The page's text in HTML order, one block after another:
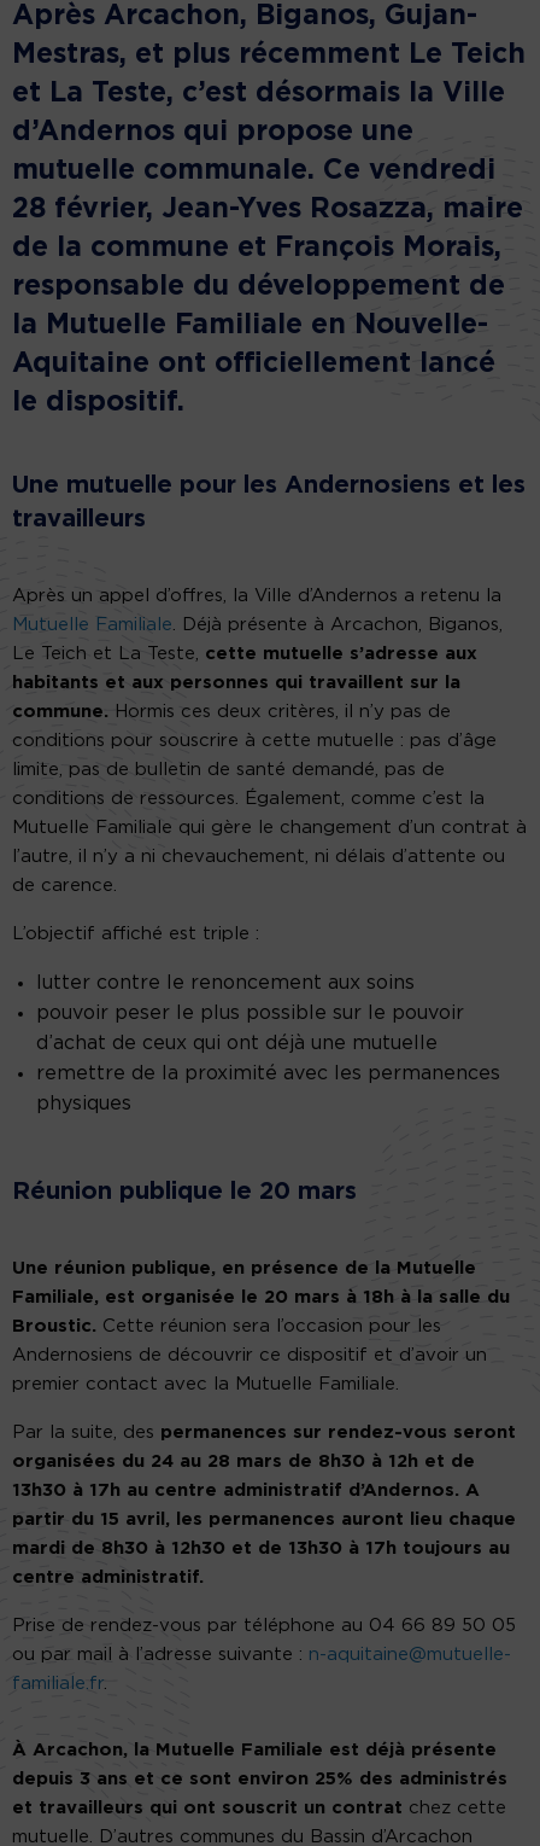
Après Arcachon, Biganos, Gujan-
Mestras, et plus récemment Le Teich
et La Teste, c’est désormais la Ville
d’Andernos qui propose une
mutuelle communale. Ce vendredi
28 février, Jean-Yves Rosazza, maire
de la commune et François Morais,
responsable du développement de
la Mutuelle Familiale en Nouvelle-
Aquitaine ont officiellement lancé
le dispositif.
Une mutuelle pour les Andernosiens et les
travailleurs
Après un appel d’offres, la Ville d’Andernos a retenu la
Mutuelle Familiale . Déjà présente à Arcachon, Biganos,
Le Teich et La Teste, cette mutuelle s’adresse aux
habitants et aux personnes qui travaillent sur la
commune. Hormis ces deux critères, il n’y pas de
conditions pour souscrire à cette mutuelle : pas d’âge
limite, pas de bulletin de santé demandé, pas de
conditions de ressources. Également, comme c’est la
Mutuelle Familiale qui gère le changement d’un contrat à
l’autre, il n’y a ni chevauchement, ni délais d’attente ou
de carence.
L’objectif affiché est triple :
lutter contre le renoncement aux soins
pouvoir peser le plus possible sur le pouvoir
d’achat de ceux qui ont déjà une mutuelle
remettre de la proximité avec les permanences
physiques
Réunion publique le 20 mars
Une réunion publique, en présence de la Mutuelle
Familiale, est organisée le 20 mars à 18h à la salle du
Broustic. Cette réunion sera l’occasion pour les
Andernosiens de découvrir ce dispositif et d’avoir un
premier contact avec la Mutuelle Familiale.
Par la suite, des permanences sur rendez-vous seront
organisées du 24 au 28 mars de 8h30 à 12h et de
13h30 à 17h au centre administratif d’Andernos. A
partir du 15 avril, les permanences auront lieu chaque
mardi de 8h30 à 12h30 et de 13h30 à 17h toujours au
centre administratif.
Prise de rendez-vous par téléphone au 04 66 89 50 05
ou par mail à l’adresse suivante : n-aquitaine@mutuelle-
familiale.fr
À Arcachon, la Mutuelle Familiale est déjà présente
depuis 3 ans et ce sont environ 25% des administrés
et travailleurs qui ont souscrit un contrat chez cette
mutuelle. D’autres communes du Bassin d’Arcachon